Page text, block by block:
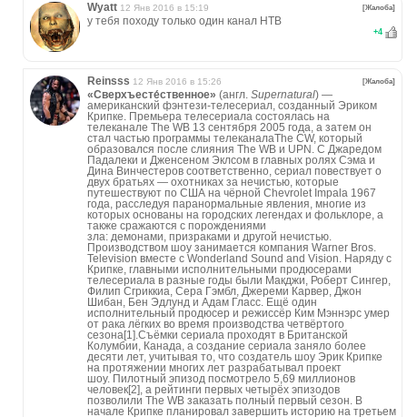
Wyatt 12 Янв 2016 в 15:19 [Жалоба]
у тебя походу только один канал НТВ
+4
Reinsss 12 Янв 2016 в 15:26 [Жалоба]
«Сверхъесте́ственное» (англ. Supernatural) —
американский фэнтези-телесериал, созданный Эриком
Крипке. Премьера телесериала состоялась на
телеканале The WB 13 сентября 2005 года, а затем он
стал частью программы телеканалаThe CW, который
образовался после слияния The WB и UPN. С Джаредом
Падалеки и Дженсеном Эклсом в главных ролях Сэма и
Дина Винчестеров соответственно, сериал повествует о
двух братьях — охотниках за нечистью, которые
путешествуют по США на чёрной Chevrolet Impala 1967
года, расследуя паранормальные явления, многие из
которых основаны на городских легендах и фольклоре, а
также сражаются с порождениями
зла: демонами, призраками и другой нечистью.
Производством шоу занимается компания Warner Bros.
Television вместе с Wonderland Sound and Vision. Наряду с
Крипке, главными исполнительными продюсерами
телесериала в разные годы были Макджи, Роберт Сингер,
Филип Сгриккиа, Сера Гэмбл, Джереми Карвер, Джон
Шибан, Бен Эдлунд и Адам Гласс. Ещё один
исполнительный продюсер и режиссёр Ким Мэннэрс умер
от рака лёгких во время производства четвёртого
сезона[1].Съёмки сериала проходят в Британской
Колумбии, Канада, а создание сериала заняло более
десяти лет, учитывая то, что создатель шоу Эрик Крипке
на протяжении многих лет разрабатывал проект
шоу. Пилотный эпизод посмотрело 5,69 миллионов
человек[2], а рейтинги первых четырёх эпизодов
позволили The WB заказать полный первый сезон. В
начале Крипке планировал завершить историю на третьем